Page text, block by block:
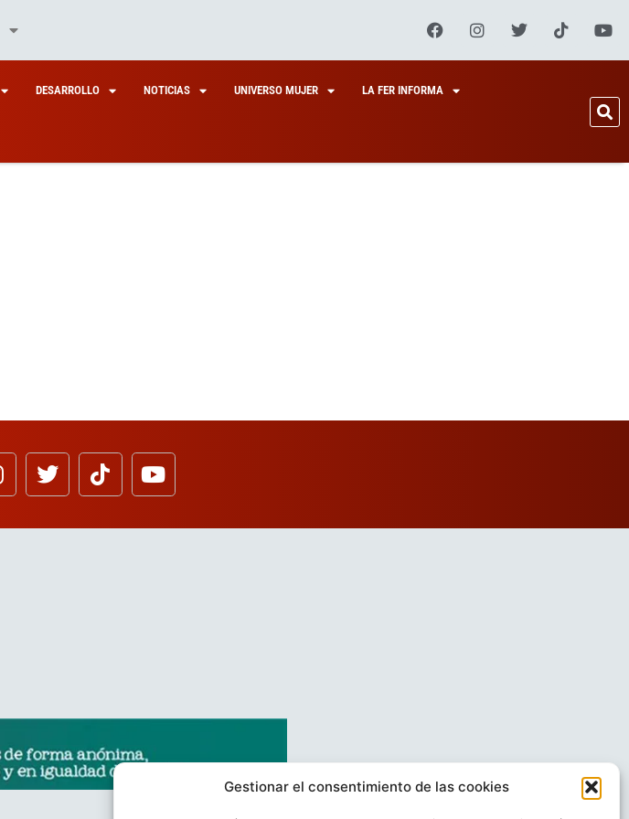
Gestionar el consentimiento de las cookies
DESARROLLO NOTICIAS UNIVERSO MUJER LA FER INFORMA